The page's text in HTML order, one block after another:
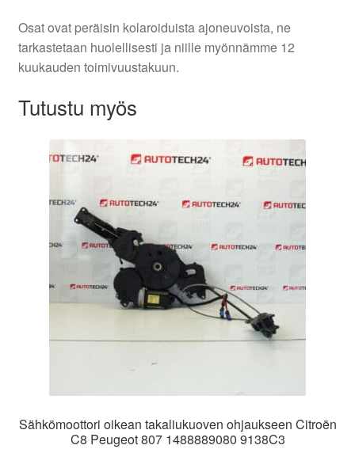
Osat ovat peräisin kolaroiduista ajoneuvoista, ne
tarkastetaan huolellisesti ja niille myönnämme 12
kuukauden toimivuustakuun.
Tutustu myös
Sähkömoottori oikean takaliukuoven ohjaukseen Citroën
C8 Peugeot 807 1488889080 9138C3